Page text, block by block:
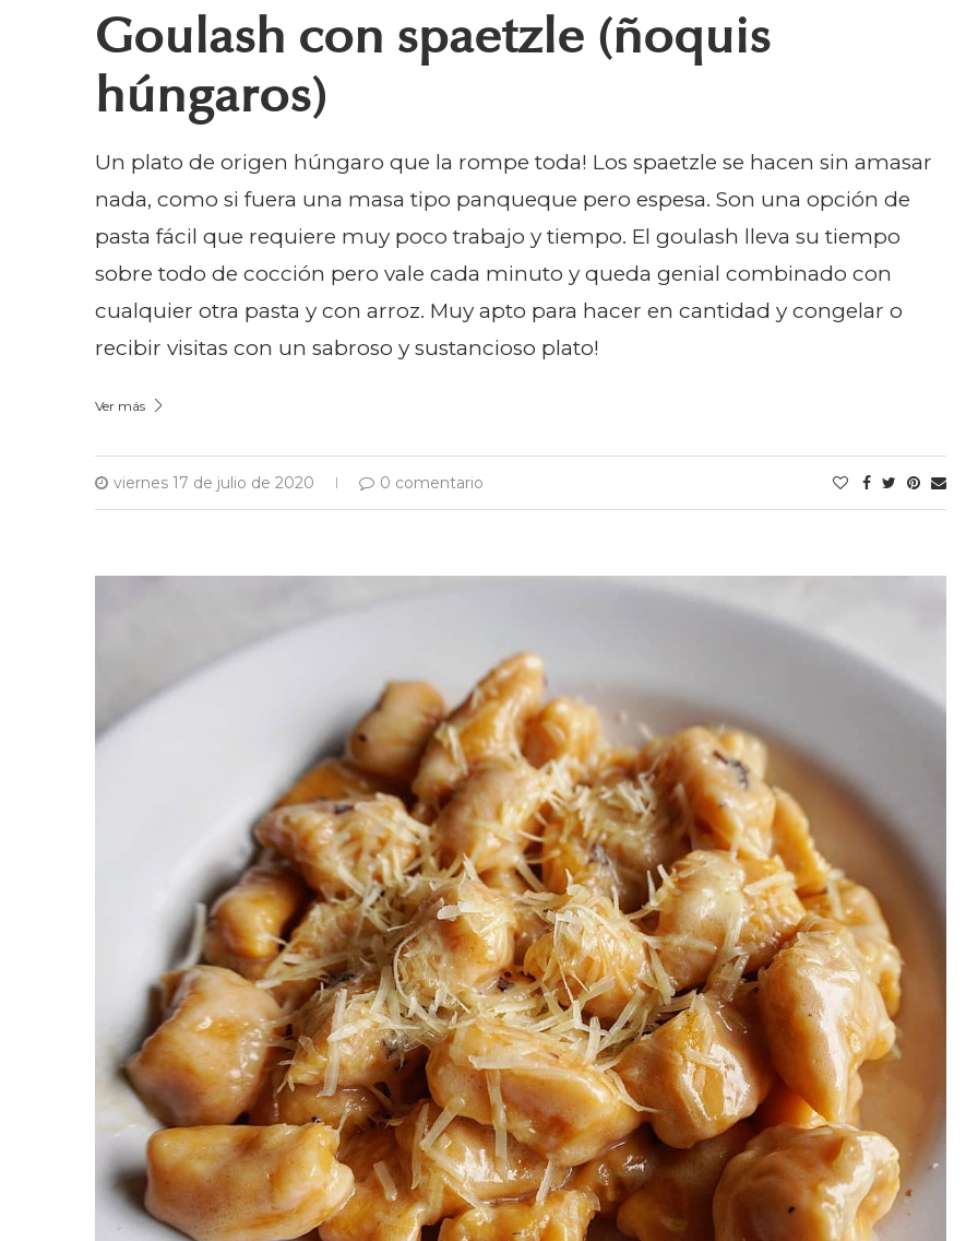
Goulash con spaetzle (ñoquis
húngaros)
Un plato de origen húngaro que la rompe toda! Los spaetzle se hacen sin amasar
nada, como si fuera una masa tipo panqueque pero espesa. Son una opción de
pasta fácil que requiere muy poco trabajo y tiempo. El goulash lleva su tiempo
sobre todo de cocción pero vale cada minuto y queda genial combinado con
cualquier otra pasta y con arroz. Muy apto para hacer en cantidad y congelar o
recibir visitas con un sabroso y sustancioso plato!
Ver más
viernes 17 de julio de 2020 0 comentario